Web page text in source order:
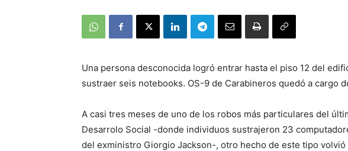
Una persona desconocida logró entrar hasta el piso 12 del
sustraer seis notebooks. OS-9 de Carabineros quedó a cargo
A casi tres meses de uno de los robos más particulares del
Desarrolo Social -donde individuos sustrajeron 23
del exministro Giorgio Jackson-, otro hecho de este tipo